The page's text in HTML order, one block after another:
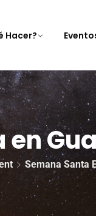
Hacer?
Semana Santa